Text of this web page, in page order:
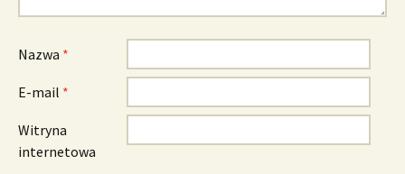
Nazwa *
E-mail *
Witryna
internetowa